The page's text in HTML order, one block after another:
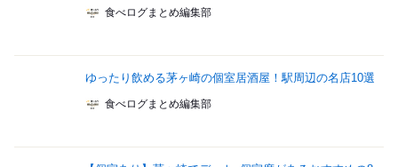
食べログまとめ編集部
ゆったり飲める茅ヶ崎の個室居酒屋！駅周辺の名店10選
食べログまとめ編集部